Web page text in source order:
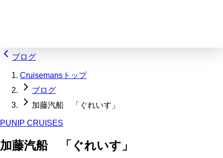
ブログ
Cruisemansトップ
ブログ
加藤汽船 「ぐれいす」
PUNIP CRUISES
加藤汽船 「ぐれいす」